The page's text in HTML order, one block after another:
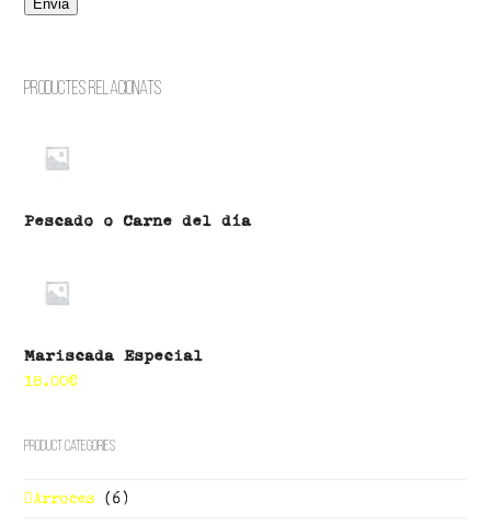
Productes relacionats
Pescado o Carne del día
Mariscada Especial
18.00€
Product Categories
Arroces (6)